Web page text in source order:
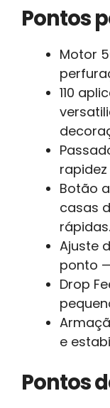
Pontos
Motor
110
Botão
casas
rápidas.
Ajuste
ponto
Drop
e
Pontos